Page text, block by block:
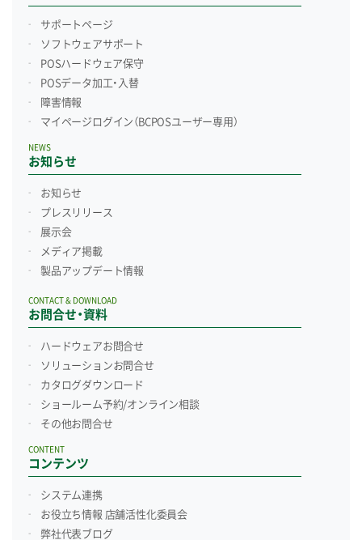
サポートページ
ソフトウェアサポート
POSハードウェア保守
POSデータ加工・入替
障害情報
マイページログイン （BCPOSユーザー専用）
お知らせ
NEWS
お知らせ
プレスリリース
展示会
メディア掲載
製品アップデート情報
お問合せ・資料
CONTACT & DOWNLOAD
ハードウェアお問合せ
ソリューションお問合せ
カタログダウンロード
ショールーム予約/オンライン相談
その他お問合せ
コンテンツ
CONTENT
システム連携
お役立ち情報 店舗活性化委員会
弊社代表ブログ